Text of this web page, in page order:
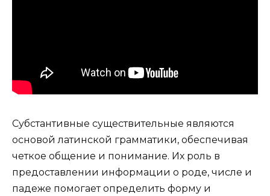
Субстантивные существительные являются
основой латинской грамматики, обеспечивая
четкое общение и понимание. Их роль в
предоставлении информации о роде, числе и
падеже помогает определить форму и